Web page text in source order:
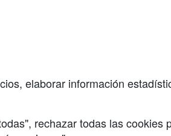
elaborar información
rechazar todas las cookies